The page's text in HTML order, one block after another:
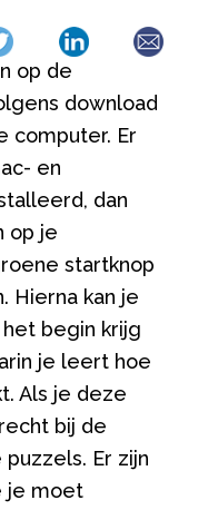
op de
download
computer. Er
en
dan
op je
startknop
Hierna kan je
begin krijg
je leert hoe
Als je deze
bij de
Er zijn
je moet